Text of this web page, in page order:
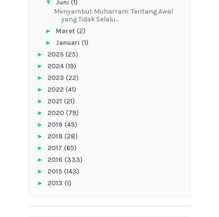
▼ Juni (1)
Menyambut Muharram: Tentang Awal
yang Tidak Selalu...
► Maret (2)
► Januari (1)
► 2025 (25)
► 2024(19)
► 2023 (22)
► 2022 (41)
► 2021 (21)
► 2020 (79)
► 2019 (49)
► 2018 (28)
► 2017 (65)
► 2016 (333)
► 2015 (143)
► 2013 (1)